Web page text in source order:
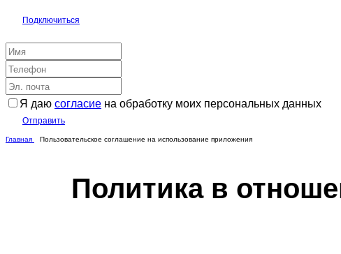
Подключиться
Я даюсогласие на обработку моих персональных данных
Отправить
Главная Пользовательское соглашение на использование приложения
Политика в